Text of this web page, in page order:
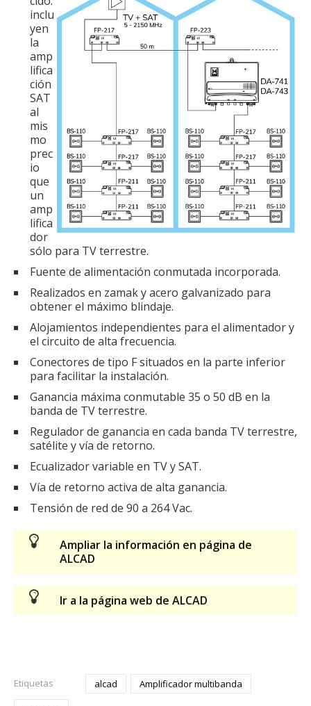
inclu
yen
la
amp
lifica
ción
SAT
al
mis
mo
prec
io
que
un
amp
lifica
dor
sólo para TV terrestre.
Fuente de alimentación conmutada incorporada.
Realizados en zamak y acero galvanizado para
obtener el máximo blindaje.
Alojamientos independientes para el alimentador y
el circuito de alta frecuencia.
Conectores de tipo F situados en la parte inferior
para facilitar la instalación.
Ganancia máxima conmutable 35 o 50 dB en la
banda de TV terrestre.
Regulador de ganancia en cada banda TV terrestre,
satélite y vía de retorno.
Ecualizador variable en TV y SAT.
Vía de retorno activa de alta ganancia.
Tensión de red de 90 a 264 Vac.
Ampliar la información en página de
ALCAD
Ir a la página web de ALCAD
Etiquetas alcad
Amplificador multibanda